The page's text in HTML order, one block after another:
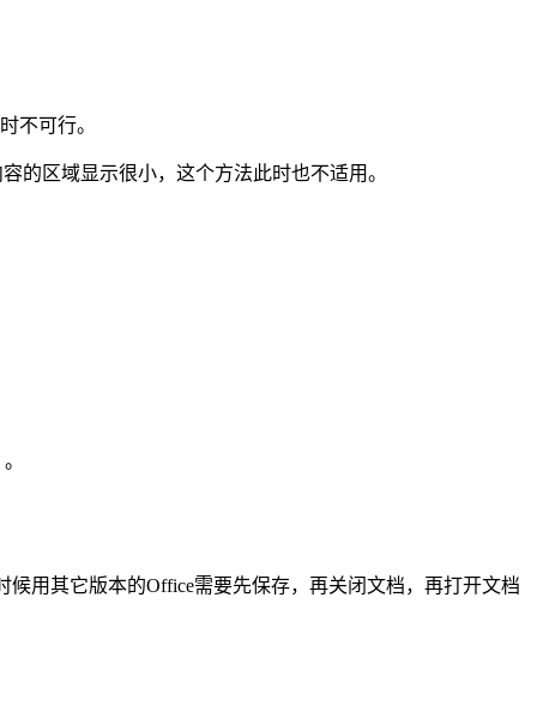
不可行。
的区域显示很小，这个方法此时也不适用。
用其它版本的Office需要先保存，再关闭文档，再打开文档